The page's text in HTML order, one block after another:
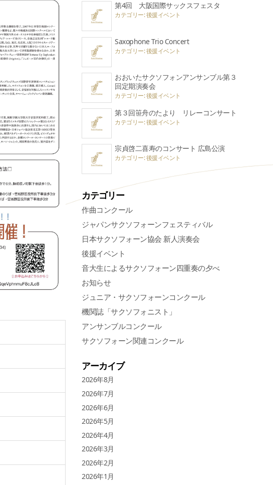
第4回 大阪国際サックスフェスタ
カテゴリー: 後援イベント
Saxophone Trio Concert
カテゴリー: 後援イベント
おおいたサクソフォンアンサンブル第３
回定期演奏会
カテゴリー: 後援イベント
第３回笹舟のたより リレーコンサート
カテゴリー: 後援イベント
宗貞啓二喜寿のコンサート 広島公演
カテゴリー: 後援イベント
カテゴリー
作曲コンクール
ジャパンサクソフォーンフェスティバル
日本サクソフォーン協会 新人演奏会
後援イベント
音大生によるサクソフォーン四重奏の夕べ
お知らせ
ジュニア・サクソフォーンコンクール
機関誌「サクソフォニスト」
アンサンブルコンクール
サクソフォーン関連コンクール
アーカイブ
2026年8月
2026年7月
2026年6月
2026年5月
2026年4月
2026年3月
2026年2月
2026年1月